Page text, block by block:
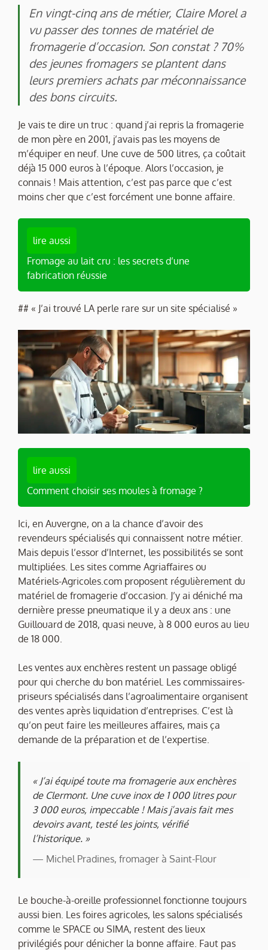
En vingt-cinq ans de métier, Claire Morel a
vu passer des tonnes de matériel de
fromagerie d’occasion. Son constat ? 70%
des jeunes fromagers se plantent dans
leurs premiers achats par méconnaissance
des bons circuits.
Je vais te dire un truc : quand j’ai repris la fromagerie
de mon père en 2001, j’avais pas les moyens de
m’équiper en neuf. Une cuve de 500 litres, ça coûtait
déjà 15 000 euros à l’époque. Alors l’occasion, je
connais ! Mais attention, c’est pas parce que c’est
moins cher que c’est forcément une bonne affaire.
lire aussi
Fromage au lait cru : les secrets d’une
fabrication réussie
## « J’ai trouvé LA perle rare sur un site spécialisé »
lire aussi
Comment choisir ses moules à fromage ?
Ici, en Auvergne, on a la chance d’avoir des
revendeurs spécialisés qui connaissent notre métier.
Mais depuis l’essor d’Internet, les possibilités se sont
multipliées. Les sites comme Agriaffaires ou
Matériels-Agricoles.com proposent régulièrement du
matériel de fromagerie d’occasion. J’y ai déniché ma
dernière presse pneumatique il y a deux ans : une
Guillouard de 2018, quasi neuve, à 8 000 euros au lieu
de 18 000.
Les ventes aux enchères restent un passage obligé
pour qui cherche du bon matériel. Les commissaires-
priseurs spécialisés dans l’agroalimentaire organisent
des ventes après liquidation d’entreprises. C’est là
qu’on peut faire les meilleures affaires, mais ça
demande de la préparation et de l’expertise.
« J’ai équipé toute ma fromagerie aux enchères
de Clermont. Une cuve inox de 1 000 litres pour
3 000 euros, impeccable ! Mais j’avais fait mes
devoirs avant, testé les joints, vérifié
l’historique. »
— Michel Pradines, fromager à Saint-Flour
Le bouche-à-oreille professionnel fonctionne toujours
aussi bien. Les foires agricoles, les salons spécialisés
comme le SPACE ou SIMA, restent des lieux
privilégiés pour dénicher la bonne affaire. Faut pas